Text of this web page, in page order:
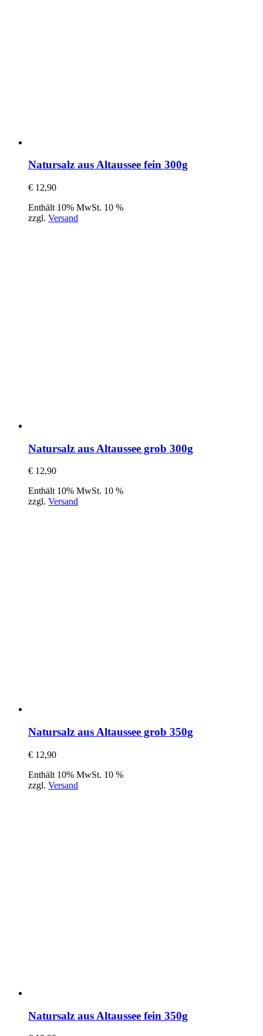
Natursalz aus Altaussee fein 300g
€ 12,90
Enthält 10% MwSt. 10 %
zzgl. Versand
Natursalz aus Altaussee grob 300g
€ 12,90
Enthält 10% MwSt. 10 %
zzgl. Versand
Natursalz aus Altaussee grob 350g
€ 12,90
Enthält 10% MwSt. 10 %
zzgl. Versand
Natursalz aus Altaussee fein 350g